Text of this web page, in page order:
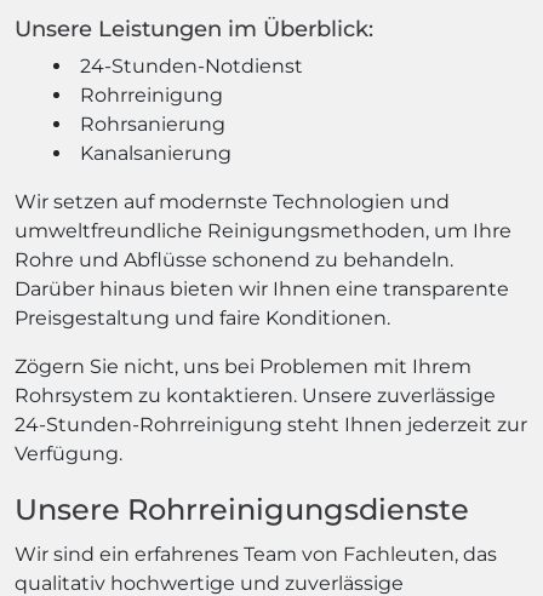
Unsere Leistungen im Überblick:
24-Stunden-Notdienst
Rohrreinigung
Rohrsanierung
Kanalsanierung
Wir setzen auf modernste Technologien und
umweltfreundliche Reinigungsmethoden, um Ihre
Rohre und Abflüsse schonend zu behandeln.
Darüber hinaus bieten wir Ihnen eine transparente
Preisgestaltung und faire Konditionen.
Zögern Sie nicht, uns bei Problemen mit Ihrem
Rohrsystem zu kontaktieren. Unsere zuverlässige
24-Stunden-Rohrreinigung steht Ihnen jederzeit zur
Verfügung.
Unsere Rohrreinigungsdienste
Wir sind ein erfahrenes Team von Fachleuten, das
qualitativ hochwertige und zuverlässige